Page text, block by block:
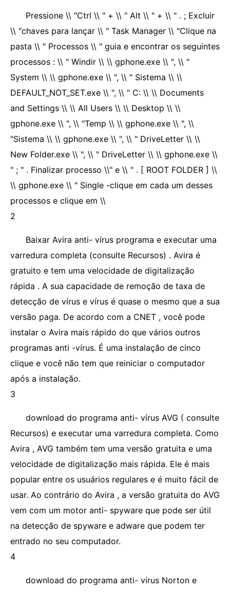
Pressione \\ "Ctrl \\ " + \\ " Alt \\ " + \\ " . ; Excluir
\\ "chaves para lançar \\ " Task Manager \\ "Clique na
pasta \\ " Processos \\ " guia e encontrar os seguintes
processos : \\ " Windir \\ \\ gphone.exe \\ ", \\ "
System \\ \\ gphone.exe \\ ", \\ " Sistema \\ \\
DEFAULT_NOT_SET.exe \\ ", \\ " C: \\ \\ Documents
and Settings \\ \\ All Users \\ \\ Desktop \\ \\
gphone.exe \\ ", \\ "Temp \\ \\ gphone.exe \\ ", \\
"Sistema \\ \\ gphone.exe \\ ", \\ " DriveLetter \\ \\
New Folder.exe \\ ", \\ " DriveLetter \\ \\ gphone.exe \\
" ; " . Finalizar processo \\" e \\ " . [ ROOT FOLDER ] \\
\\ gphone.exe \\ " Single -clique em cada um desses
processos e clique em \\
2
Baixar Avira anti- vírus programa e executar uma
varredura completa (consulte Recursos) . Avira é
gratuito e tem uma velocidade de digitalização
rápida . A sua capacidade de remoção de taxa de
detecção de vírus e vírus é quase o mesmo que a sua
versão paga. De acordo com a CNET , você pode
instalar o Avira mais rápido do que vários outros
programas anti -vírus. É uma instalação de cinco
clique e você não tem que reiniciar o computador
após a instalação.
3
download do programa anti- vírus AVG ( consulte
Recursos) e executar uma varredura completa. Como
Avira , AVG também tem uma versão gratuita e uma
velocidade de digitalização mais rápida. Ele é mais
popular entre os usuários regulares e é muito fácil de
usar. Ao contrário do Avira , a versão gratuita do AVG
vem com um motor anti- spyware que pode ser útil
na detecção de spyware e adware que podem ter
entrado no seu computador.
4
download do programa anti- vírus Norton e